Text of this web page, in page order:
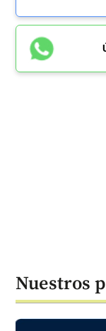
Nuestros